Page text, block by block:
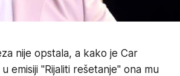
nije opstala, a kako je Car
emisiji "Rijaliti rešetanje" ona mu